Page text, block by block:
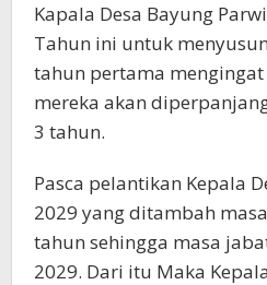
Kapala Desa Bayung
Tahun ini untuk
tahun pertama
mereka akan
3 tahun.
Pasca pelantikan Kepala
2029 yang ditambah
tahun sehingga masa
2029. Dari itu Maka